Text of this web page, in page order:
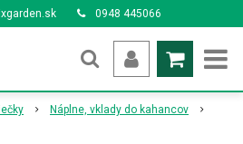
0948 445066
Náplne, vklady do kahancov